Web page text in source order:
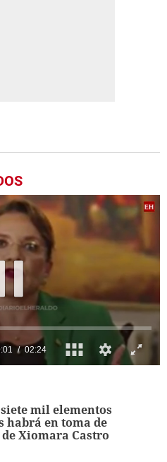
mil elementos
habrá en toma de
Xiomara Castro